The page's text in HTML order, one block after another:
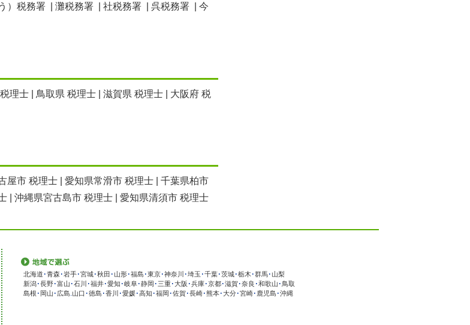
）税務署 灘税務署 社税務署 呉税務署
今
理士 鳥取県 税理士 滋賀県 税理士
大阪府 税
屋市 税理士 愛知県常滑市 税理士
千葉県柏市
沖縄県宮古島市 税理士
愛知県清須市 税理士
北海道 ･青森･岩手･宮城･秋田 ･ 山形･福島 ･東京･神奈川 ･埼玉 ･千葉･茨城･栃木 ･群馬･ 山梨
新潟･長野･富山 ･石川 ･福井･愛知 ･岐阜･静岡 ･ 三重･大阪 ･兵庫･京都･滋賀･奈良 ･和歌山 ･ 鳥取
島根 ･ 岡山 ･ 広島 山口 ･徳島 ･香川 ･愛媛･高知 ･福岡 ･佐賀･長崎･熊本･大分･宮崎･ 鹿児島 ･沖縄